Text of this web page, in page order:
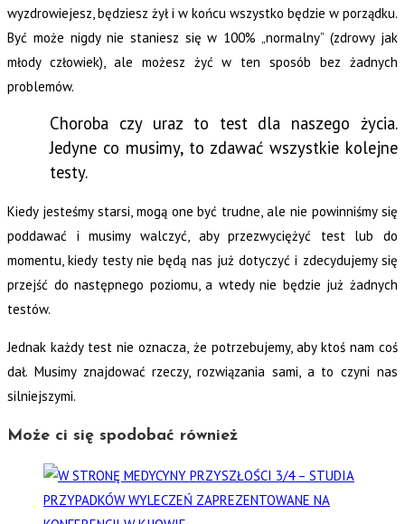
wyzdrowiejesz, będziesz żył i w końcu wszystko będzie w porządku.
Być może nigdy nie staniesz się w 100% „normalny” (zdrowy jak
młody człowiek), ale możesz żyć w ten sposób bez żadnych
problemów.
Choroba czy uraz to test dla naszego życia.
Jedyne co musimy, to zdawać wszystkie kolejne
testy.
Kiedy jesteśmy starsi, mogą one być trudne, ale nie powinniśmy się
poddawać i musimy walczyć, aby przezwyciężyć test lub do
momentu, kiedy testy nie będą nas już dotyczyć i zdecydujemy się
przejść do następnego poziomu, a wtedy nie będzie już żadnych
testów.
Jednak każdy test nie oznacza, że potrzebujemy, aby ktoś nam coś
dał. Musimy znajdować rzeczy, rozwiązania sami, a to czyni nas
silniejszymi.
Może ci się spodobać również